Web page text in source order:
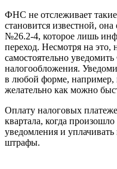
ФНС не отслеживает
становится известной,
№26.2-4, которое лишь
переход. Несмотря на это,
самостоятельно
налогообложения.
в любой форме, например,
желательно как можно
Оплату налоговых
квартала, когда
уведомления и уплачивать
штрафы.